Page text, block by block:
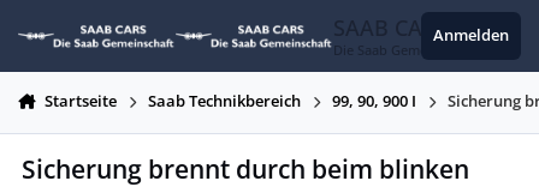
SAAB CARS
Die Saab Gemeinschaft
Anmelden
Startseite Saab Technikbereich 99, 90, 900 I Sicherung
Sicherung brennt durch beim blinken